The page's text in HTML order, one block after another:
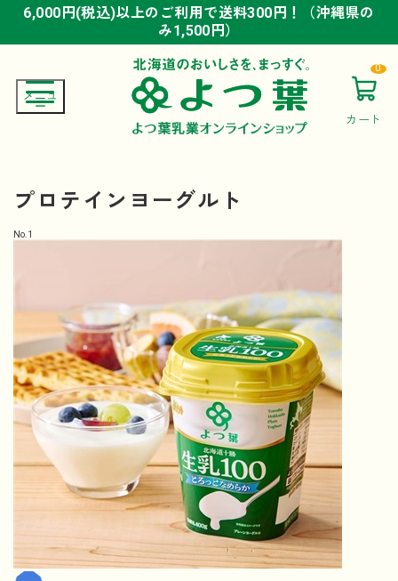
6,000円(税込)以上のご利用で送料300円！（沖縄県の
み1,500円）
6,000円(税込)以上のご利用で送料300円！（沖縄県の
み1,500円）
6,000円(税込)以上のご利用で送料300円！（沖縄県の
み1,500円）
カート
0
プロテインヨーグルト
No. 1